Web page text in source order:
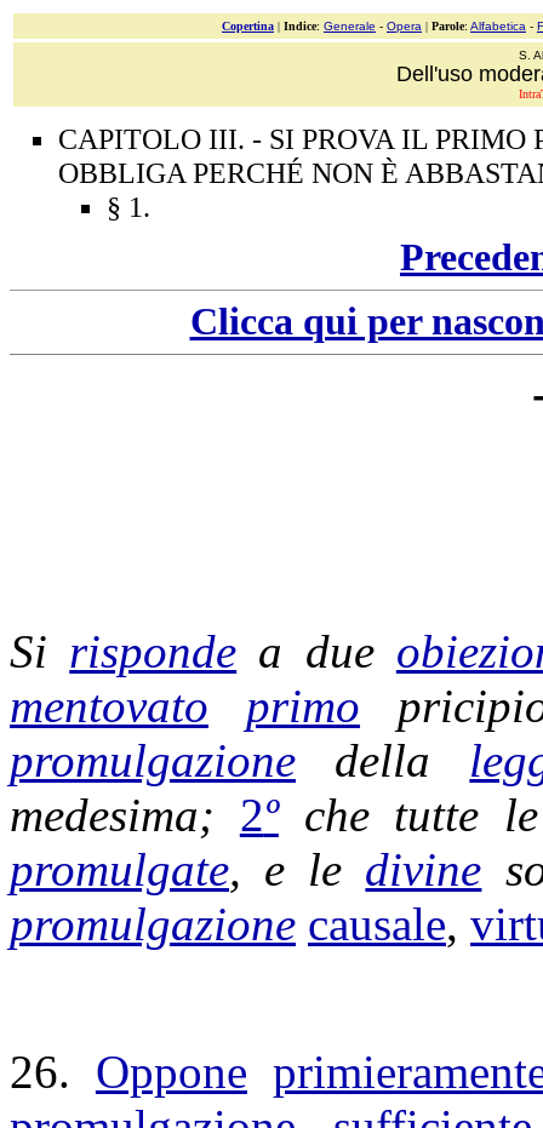
Copertina | Indice: Generale - Opera | Parole: Alfabetica -
S.
Dell'uso
CAPITOLO III. - SI PROVA IL
OBBLIGA PERCHÉ NON È
§ 1.
Clicca qui per
Si risponde a due
mentovato
primo
promulgazione della
medesima; 2ºche tutte
promulgate, e le divine
promulgazione causale,
26. Oppone